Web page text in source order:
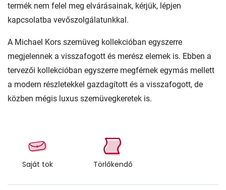
termék nem felel meg elvárásainak, kérjük, lépjen
kapcsolatba vevőszolgálatunkkal.
A Michael Kors szemüveg kollekcióban egyszerre
megjelennek a visszafogott és merész elemek is. Ebben a
tervezői kollekcióban egyszerre megférnek egymás mellett
a modern részletekkel gazdagított és a visszafogott, de
közben mégis luxus szemüvegkeretek is.
Saját tok Törlőkendő